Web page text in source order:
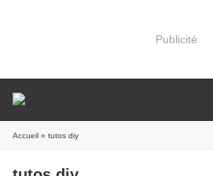
Publicité
Accueil » tutos diy